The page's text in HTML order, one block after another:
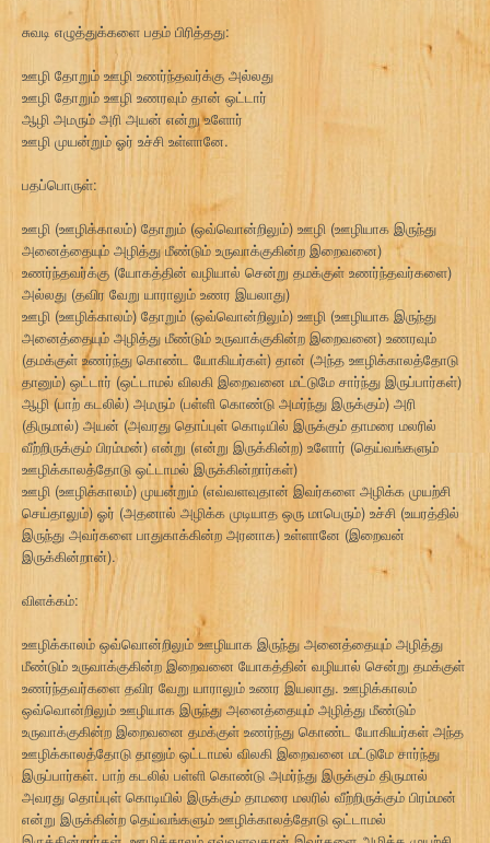
சுவடி எழுத்துக்களை பதம் பிரித்தது:
ஊழி தோறும் ஊழி உணர்ந்தவர்க்கு அல்லது
ஊழி தோறும் ஊழி உணரவும் தான் ஒட்டார்
ஆழி அமரும் அரி அயன் என்று உளோர்
ஊழி முயன்றும் ஓர் உச்சி உள்ளானே.
பதப்பொருள்:
ஊழி (ஊழிக்காலம்) தோறும் (ஒவ்வொன்றிலும்) ஊழி (ஊழியாக இருந்து
அனைத்தையும் அழித்து மீண்டும் உருவாக்குகின்ற இறைவனை)
உணர்ந்தவர்க்கு (யோகத்தின் வழியால் சென்று தமக்குள் உணர்ந்தவர்களை)
அல்லது (தவிர வேறு யாராலும் உணர இயலாது)
ஊழி (ஊழிக்காலம்) தோறும் (ஒவ்வொன்றிலும்) ஊழி (ஊழியாக இருந்து
அனைத்தையும் அழித்து மீண்டும் உருவாக்குகின்ற இறைவனை) உணரவும்
(தமக்குள் உணர்ந்து கொண்ட யோகியர்கள்) தான் (அந்த ஊழிக்காலத்தோடு
தானும்) ஒட்டார் (ஒட்டாமல் விலகி இறைவனை மட்டுமே சார்ந்து இருப்பார்கள்)
ஆழி (பாற் கடலில்) அமரும் (பள்ளி கொண்டு அமர்ந்து இருக்கும்) அரி
(திருமால்) அயன் (அவரது தொப்புள் கொடியில் இருக்கும் தாமரை மலரில்
வீற்றிருக்கும் பிரம்மன்) என்று (என்று இருக்கின்ற) உளோர் (தெய்வங்களும்
ஊழிக்காலத்தோடு ஒட்டாமல் இருக்கின்றார்கள்)
ஊழி (ஊழிக்காலம்) முயன்றும் (எவ்வளவுதான் இவர்களை அழிக்க முயற்சி
செய்தாலும்) ஓர் (அதனால் அழிக்க முடியாத ஒரு மாபெரும்) உச்சி (உயரத்தில்
இருந்து அவர்களை பாதுகாக்கின்ற அரனாக) உள்ளானே (இறைவன்
இருக்கின்றான்).
விளக்கம்:
ஊழிக்காலம் ஒவ்வொன்றிலும் ஊழியாக இருந்து அனைத்தையும் அழித்து
மீண்டும் உருவாக்குகின்ற இறைவனை யோகத்தின் வழியால் சென்று தமக்குள்
உணர்ந்தவர்களை தவிர வேறு யாராலும் உணர இயலாது. ஊழிக்காலம்
ஒவ்வொன்றிலும் ஊழியாக இருந்து அனைத்தையும் அழித்து மீண்டும்
உருவாக்குகின்ற இறைவனை தமக்குள் உணர்ந்து கொண்ட யோகியர்கள் அந்த
ஊழிக்காலத்தோடு தானும் ஒட்டாமல் விலகி இறைவனை மட்டுமே சார்ந்து
இருப்பார்கள். பாற் கடலில் பள்ளி கொண்டு அமர்ந்து இருக்கும் திருமால்
அவரது தொப்புள் கொடியில் இருக்கும் தாமரை மலரில் வீற்றிருக்கும் பிரம்மன்
என்று இருக்கின்ற தெய்வங்களும் ஊழிக்காலத்தோடு ஒட்டாமல்